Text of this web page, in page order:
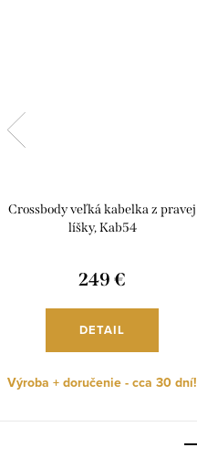
Crossbody veľká kabelka z pravej
líšky, Kab54
249 €
DETAIL
Výroba + doručenie - cca 30 dní!